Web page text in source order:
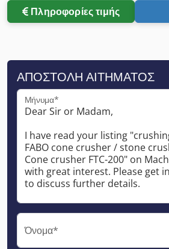
Πληροφορίες τιμής
ΑΠΟΣΤΟΛΉ ΑΙΤΉΜΑΤΟΣ
Μήνυμα*
Όνομα*